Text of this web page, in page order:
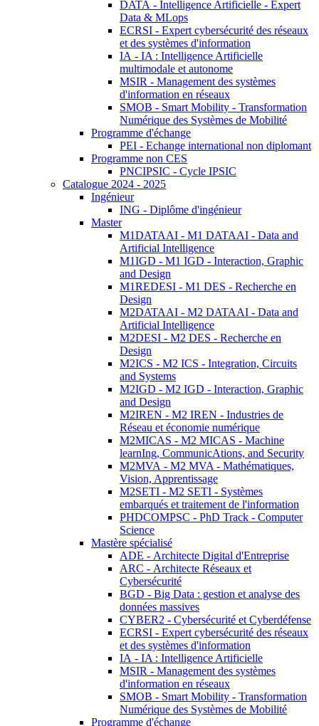
DATA - Intelligence Artificielle - Expert
Data & MLops
ECRSI - Expert cybersécurité des réseaux
et des systèmes d'information
IA - IA : Intelligence Artificielle
multimodale et autonome
MSIR - Management des systèmes
d'information en réseaux
SMOB - Smart Mobility - Transformation
Numérique des Systèmes de Mobilité
Programme d'échange
PEI - Echange international non diplomant
Programme non CES
PNCIPSIC - Cycle IPSIC
Catalogue 2024 - 2025
Ingénieur
ING - Diplôme d'ingénieur
Master
M1DATAAI - M1 DATAAI - Data and
Artificial Intelligence
M1IGD - M1 IGD - Interaction, Graphic
and Design
M1REDESI - M1 DES - Recherche en
Design
M2DATAAI - M2 DATAAI - Data and
Artificial Intelligence
M2DESI - M2 DES - Recherche en
Design
M2ICS - M2 ICS - Integration, Circuits
and Systems
M2IGD - M2 IGD - Interaction, Graphic
and Design
M2IREN - M2 IREN - Industries de
Réseau et économie numérique
M2MICAS - M2 MICAS - Machine
learnIng, CommunicAtions, and Security
M2MVA - M2 MVA - Mathématiques,
Vision, Apprentissage
M2SETI - M2 SETI - Systèmes
embarqués et traitement de l'information
PHDCOMPSC - PhD Track - Computer
Science
Mastère spécialisé
ADE - Architecte Digital d'Entreprise
ARC - Architecte Réseaux et
Cybersécurité
BGD - Big Data : gestion et analyse des
données massives
CYBER2 - Cybersécurité et Cyberdéfense
ECRSI - Expert cybersécurité des réseaux
et des systèmes d'information
IA - IA : Intelligence Artificielle
MSIR - Management des systèmes
d'information en réseaux
SMOB - Smart Mobility - Transformation
Numérique des Systèmes de Mobilité
Programme d'échange